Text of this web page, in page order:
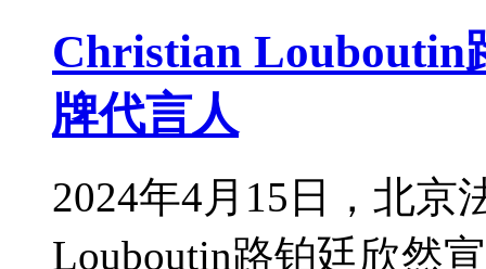
Christian Louboutin
牌代言人
2024年4月15日，北京
Louboutin路铂廷欣然